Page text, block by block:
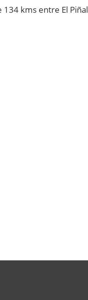
134 kms entre El Piñal